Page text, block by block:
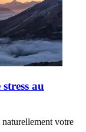
au
votre